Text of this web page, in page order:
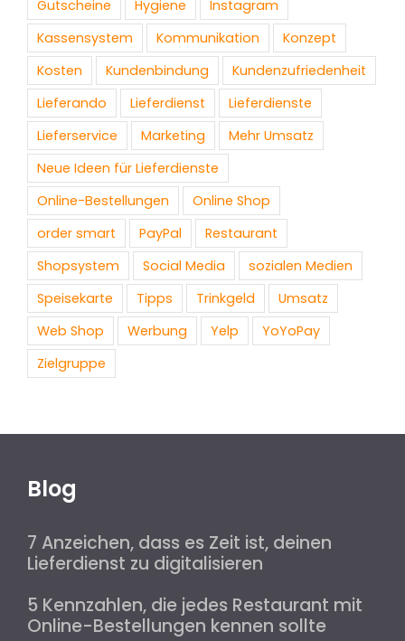
Gutscheine
Hygiene
Instagram
Kassensystem
Kommunikation
Konzept
Kosten
Kundenbindung
Kundenzufriedenheit
Lieferando
Lieferdienst
Lieferdienste
Lieferservice
Marketing
Mehr Umsatz
Neue Ideen für Lieferdienste
Online-Bestellungen
Online Shop
order smart
PayPal
Restaurant
Shopsystem
Social Media
sozialen Medien
Speisekarte
Tipps Trinkgeld
Umsatz
Web Shop
Werbung Yelp
YoYoPay
Zielgruppe
Blog
7 Anzeichen, dass es Zeit ist, deinen
Lieferdienst zu digitalisieren
5 Kennzahlen, die jedes Restaurant mit
Online-Bestellungen kennen sollte